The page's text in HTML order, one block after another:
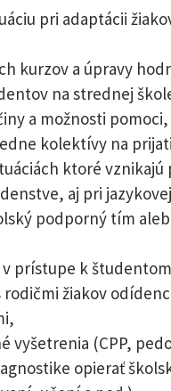
pri adaptácii
kurzov a úpravy
na strednej
a možnosti pomoci,
kolektívy na
ktoré
aj pri
podporný tím
prístupe k
žiakov
vyšetrenia (CPP,
opierať